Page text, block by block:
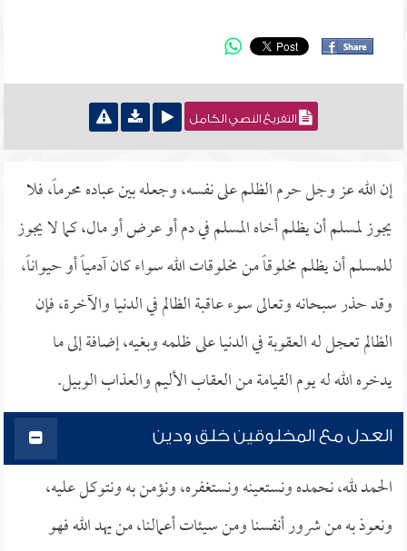
التفريغ النصي الكامل
إن الله عز وجل حرم الظلم على نفسه، وجعله بين عباده محرماً، فلا
يجوز لمسلم أن يظلم أخاه المسلم في دم أو عرض أو مال، كما لا يجوز
للمسلم أن يظلم مخلوقاً من مخلوقات الله سواء كان آدمياً أو حيواناً،
وقد حذر سبحانه وتعالى سوء عاقبة الظالم في الدنيا والآخرة، فإن
الظالم تعجل له العقوبة في الدنيا على ظلمه وبغيه، إضافة إلى ما
يدخره الله له يوم القيامة من العقاب الأليم والعذاب الوبيل.
العدل مع المخلوقين خلق ودين
الحمد لله، نحمده ونستعينه ونستغفره، ونؤمن به ونتوكل عليه،
ونعوذ به من شرور أنفسنا ومن سيئات أعمالنا، من يهد الله فهو